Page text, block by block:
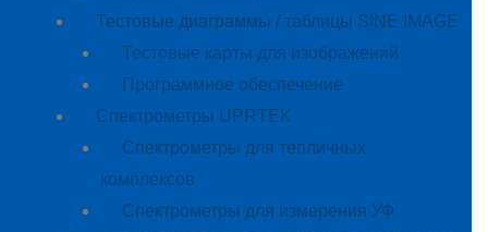
Тестовые диаграммы / таблицы SINE IMAGE
Тестовые карты для изображений
Программное обеспечение
Спектрометры UPRTEK
Спектрометры для тепличных
комплексов
Спектрометры для измерения УФ